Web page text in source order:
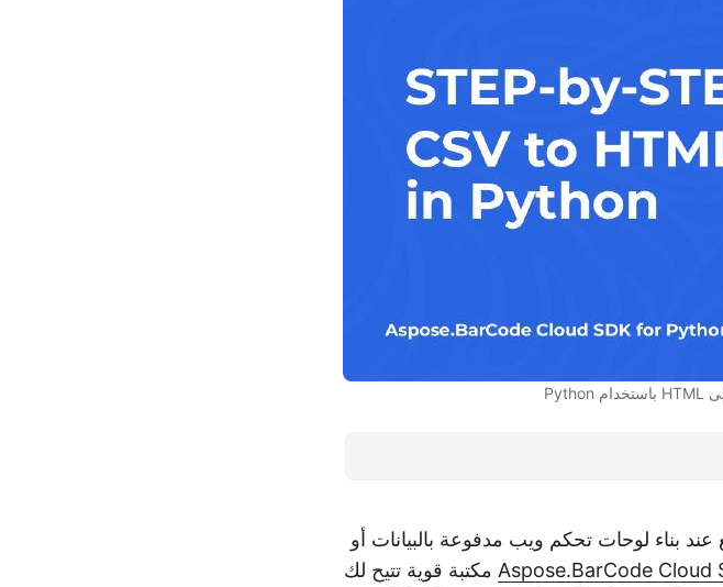
بناء لوحات تحكم ويب مدفوعة بالبيانات أو
Aspose.BarCode Cloud مكتبة قوية تتيح لك